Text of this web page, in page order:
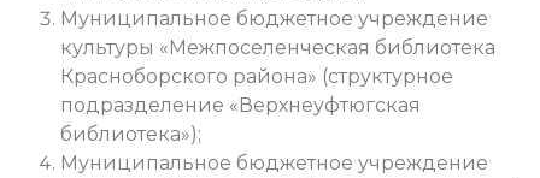
Муниципальное бюджетное учреждение
культуры «Межпоселенческая библиотека
Красноборского района» (структурное
подразделение «Верхнеуфтюгская
библиотека»);
Муниципальное бюджетное учреждение